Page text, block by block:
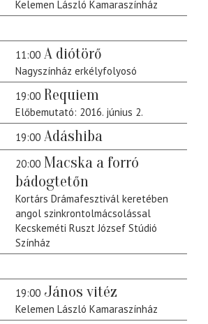
Kelemen László Kamaraszínház
11:00 A diótörő
Nagyszínház erkélyfolyosó
19:00 Requiem
Előbemutató: 2016. június 2.
19:00 Adáshiba
20:00 Macska a forró
bádogtetőn
Kortárs Drámafesztivál keretében
angol szinkrontolmácsolással
Kecskeméti Ruszt József Stúdió
Színház
19:00 János vitéz
Kelemen László Kamaraszínház